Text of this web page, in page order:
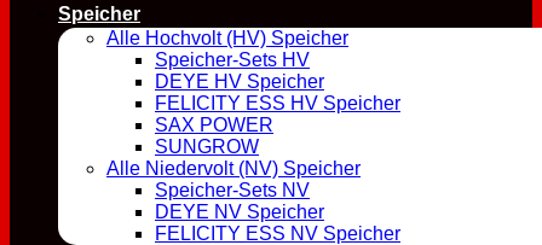
Speicher
Alle Hochvolt (HV) Speicher
Speicher-Sets HV
DEYE HV Speicher
FELICITY ESS HV Speicher
SAX POWER
SUNGROW
Alle Niedervolt (NV) Speicher
Speicher-Sets NV
DEYE NV Speicher
FELICITY ESS NV Speicher